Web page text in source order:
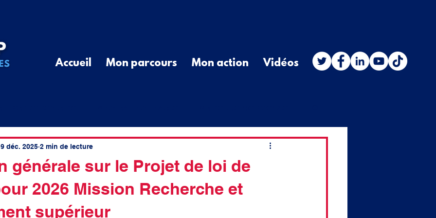
Accueil Mon parcours Mon action Vidéos
Communiqué de Presse Question orale
élus ruraux cotisations spatial budget
générale sur le Projet de loi de
2026 Mission Recherche et
supérieur
9 déc. 2025 2 min de lecture